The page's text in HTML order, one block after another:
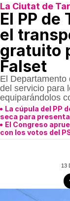
La Ciutat de
El PP
el
gratuito
Falset
El Departamento
del servicio para
equiparándolos
La cúpula del PP
seca para
El Congreso
con los votos del
13